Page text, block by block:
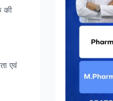
की
एवं